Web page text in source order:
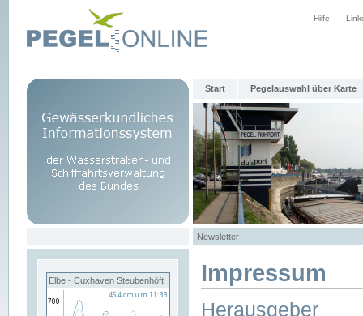
Hilfe
Start Pegelauswahl über Karte
Newsletter
Elbe - Cuxhaven Steubenhöft Impressum
Herausgeber